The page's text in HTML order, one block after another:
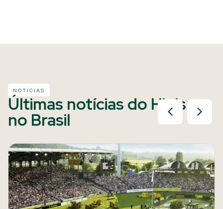
NOTÍCIAS
Últimas notícias do Hipismo
no Brasil